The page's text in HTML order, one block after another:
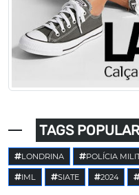
TAGS
LONDRINA POLÍCIA
IML SIATE 2024